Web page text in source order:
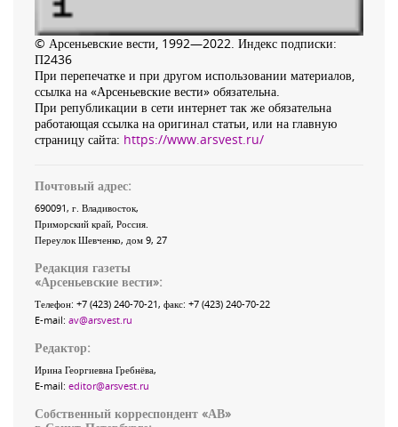
© Арсеньевские вести, 1992—2022. Индекс подписки:
П2436
При перепечатке и при другом использовании материалов,
ссылка на «Арсеньевские вести» обязательна.
При републикации в сети интернет так же обязательна
работающая ссылка на оригинал статьи, или на главную
страницу сайта: https://www.arsvest.ru/
Почтовый адрес:
690091, г. Владивосток,
Приморский край, Россия
Переулок Шевченко, дом 9, 27
Редакция газеты
«Арсеньевские вести»:
Телефон: +7 (423) 240-70-21, факс: +7 (423) 240-70-22
E-mail: av@arsvest.ru
Редактор:
Ирина Георгиевна Гребнёва,
E-mail: editor@arsvest.ru
Собственный корреспондент «АВ»